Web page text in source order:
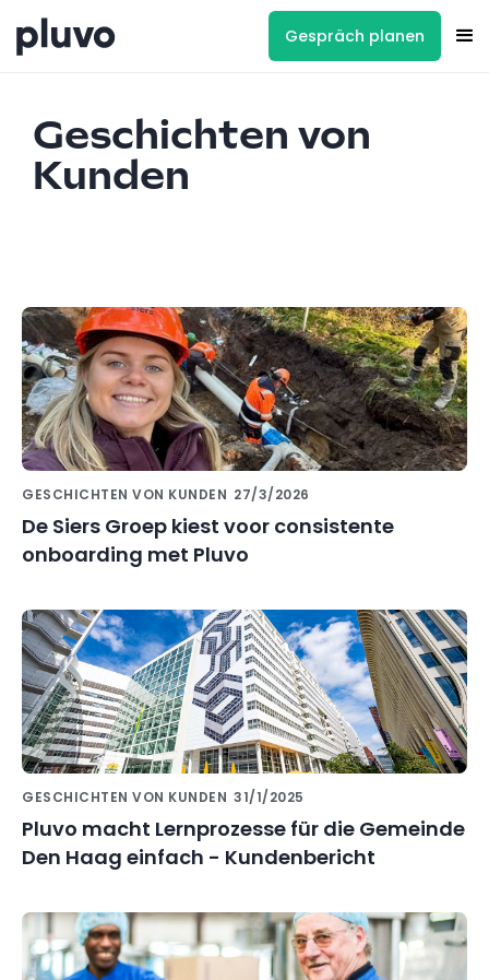
Gespräch planen
Geschichten von
Kunden
GESCHICHTEN VON KUNDEN 27/3/2026
De Siers Groep kiest voor consistente
onboarding met Pluvo
GESCHICHTEN VON KUNDEN 31/1/2025
Pluvo macht Lernprozesse für die Gemeinde
Den Haag einfach - Kundenbericht